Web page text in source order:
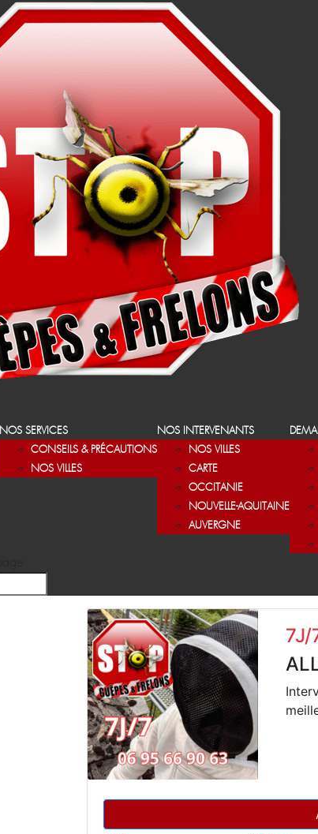
NOS SERVICES
CONSEILS & PRÉCAUTIONS
NOS VILLES
NOS INTERVENANTS
NOS VILLES
CARTE
OCCITANIE
NOUVELLE-AQUITAINE
AUVERGNE
7J/